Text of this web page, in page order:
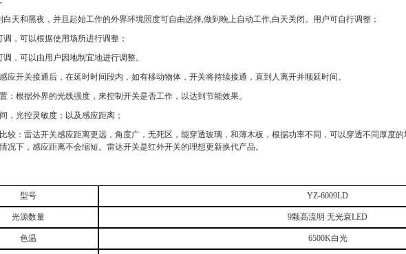
白天和黑夜，并且起始工作的外界环境照度可自由选择,做到晚上自动工作,白天关闭。用户可自行调整；
调，可以根据使用场所进行调整；
调，可以由用户因地制宜地进行调整。
感应开关接通后，在延时时间段内，如有移动物体，开关将持续接通，直到人离开并顺延时间。
：根据外界的光线强度，来控制开关是否工作，以达到节能效果。
，光控灵敏度；以及感应距离；
较：雷达开关感应距离更远，角度广，无死区，能穿透玻璃，和薄木板，根据功率不同，可以穿透不同厚度
况下，感应距离不会缩短。雷达开关是红外开关的理想更新换代产品。
型号 YZ-6009LD
光源数量 9颗高流明 无光衰LED
色温 6500K白光